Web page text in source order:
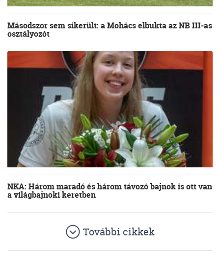
Másodszor sem sikerült: a Mohács elbukta az NB III-as
osztályozót
NKA: Három maradó és három távozó bajnok is ott van
a világbajnoki keretben
További cikkek